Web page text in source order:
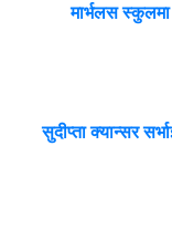
मार्भलस स्कुलमा
सुदीप्ता क्यान्सर